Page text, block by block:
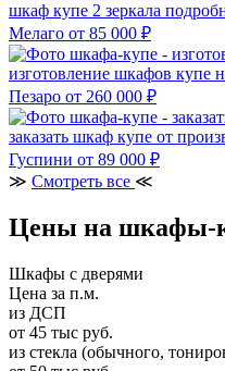
шкаф купе 2 зеркала
Мелаго от 85 000 ₽
изготовление шкафов купе
Пезаро от 260 000 ₽
заказать шкаф купе от
Гуспини от 89 000 ₽
≫ Смотреть все ≪
Цены на шкафы-
Шкафы с дверями
Цена за п.м.
из ДСП
от 45 тыс руб.
из стекла (обычного,